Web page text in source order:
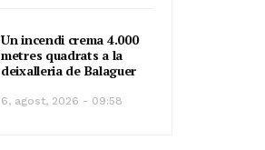
Un incendi crema 4.000
metres quadrats a la
deixalleria de Balaguer
6, agost, 2026 - 09:58